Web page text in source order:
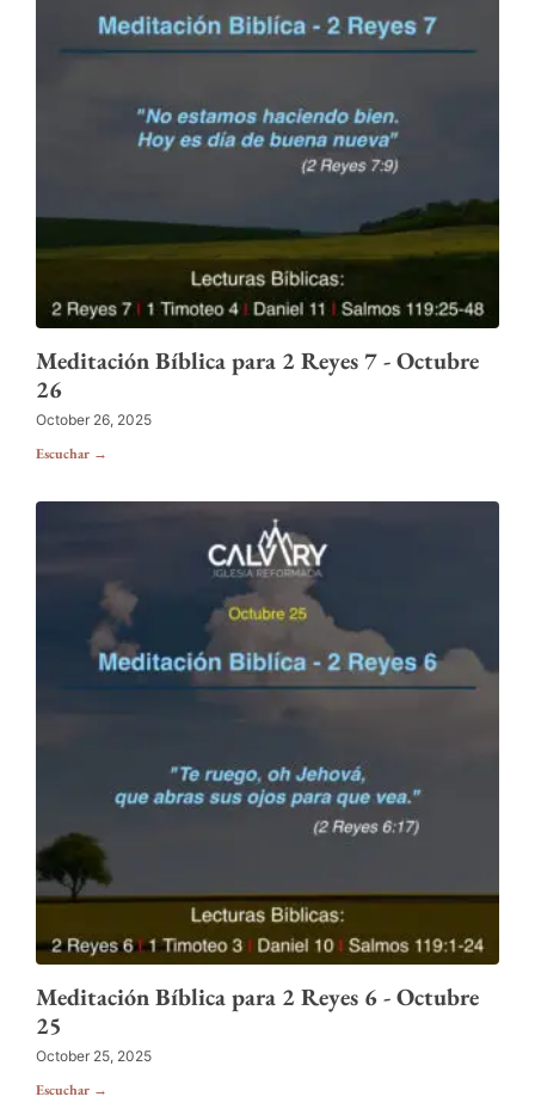
Meditación Bíblica para 2 Reyes 7 - Octubre
26
October 26, 2025
Escuchar →
Meditación Bíblica para 2 Reyes 6 - Octubre
25
October 25, 2025
Escuchar →